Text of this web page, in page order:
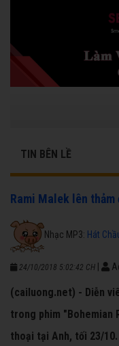
TIN BÊN LỀ
Rami Malek lên thảm
Nhạc MP3: Hát
24/10/2018 5:02:42 CH
(cailuong.net) - Diễn
trong phim "Bohemian
thoại tại Anh, tối 23/10.